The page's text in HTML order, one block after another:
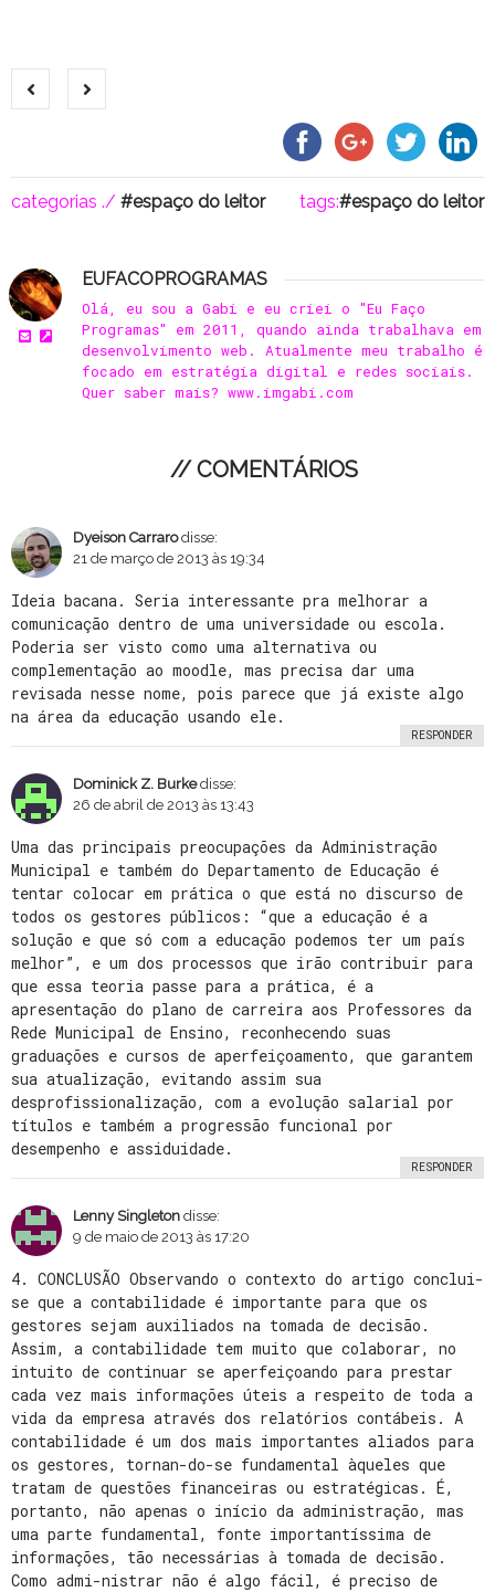
categorias ./ espaço do leitor tags: espaço do leitor
EUFACOPROGRAMAS
Olá, eu sou a Gabi e eu criei o "Eu Faço
Programas" em 2011, quando ainda trabalhava em
desenvolvimento web. Atualmente meu trabalho é
focado em estratégia digital e redes sociais.
Quer saber mais? www.imgabi.com
// COMENTÁRIOS
Dyeison Carraro disse:
21 de março de 2013 às 19:34
Ideia bacana. Seria interessante pra melhorar a
comunicação dentro de uma universidade ou escola.
Poderia ser visto como uma alternativa ou
complementação ao moodle, mas precisa dar uma
revisada nesse nome, pois parece que já existe algo
na área da educação usando ele.
RESPONDER
Dominick Z. Burke disse:
26 de abril de 2013 às 13:43
Uma das principais preocupações da Administração
Municipal e também do Departamento de Educação é
tentar colocar em prática o que está no discurso de
todos os gestores públicos: “que a educação é a
solução e que só com a educação podemos ter um país
melhor”, e um dos processos que irão contribuir para
que essa teoria passe para a prática, é a
apresentação do plano de carreira aos Professores da
Rede Municipal de Ensino, reconhecendo suas
graduações e cursos de aperfeiçoamento, que garantem
sua atualização, evitando assim sua
desprofissionalização, com a evolução salarial por
títulos e também a progressão funcional por
desempenho e assiduidade.
RESPONDER
Lenny Singleton disse:
9 de maio de 2013 às 17:20
4. CONCLUSÃO Observando o contexto do artigo conclui-
se que a contabilidade é importante para que os
gestores sejam auxiliados na tomada de decisão.
Assim, a contabilidade tem muito que colaborar, no
intuito de continuar se aperfeiçoando para prestar
cada vez mais informações úteis a respeito de toda a
vida da empresa através dos relatórios contábeis. A
contabilidade é um dos mais importantes aliados para
os gestores, tornan-do-se fundamental àqueles que
tratam de questões financeiras ou estratégicas. É,
portanto, não apenas o início da administração, mas
uma parte fundamental, fonte importantíssima de
informações, tão necessárias à tomada de decisão.
Como admi-nistrar não é algo fácil, é preciso de